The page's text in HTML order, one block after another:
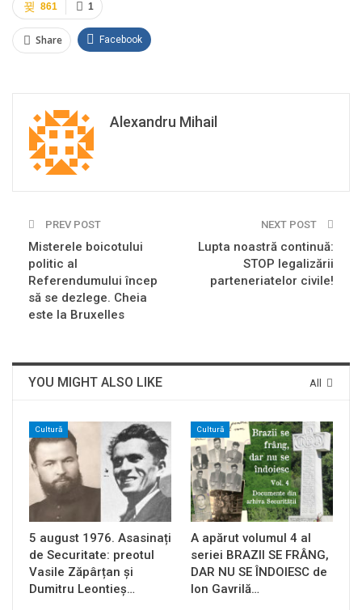
1
861
Share Facebook
Alexandru Mihail
PREV POST
Misterele boicotului
politic al
Referendumului încep
să se dezlege. Cheia
este la Bruxelles
NEXT POST
Lupta noastră continuă:
STOP legalizării
parteneriatelor civile!
All
YOU MIGHT ALSO LIKE
Cultură
5 august 1976. Asasinați
de Securitate: preotul
Vasile Zăpârțan și
Dumitru Leontieș…
Cultură
A apărut volumul 4 al
seriei BRAZII SE FRÂNG,
DAR NU SE ÎNDOIESC de
Ion Gavrilă…